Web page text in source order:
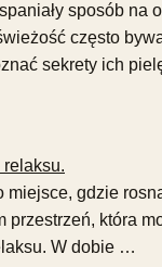
sposób na
często
sekrety ich
miejsce, gdzie
przestrzeń, która
W dobie …